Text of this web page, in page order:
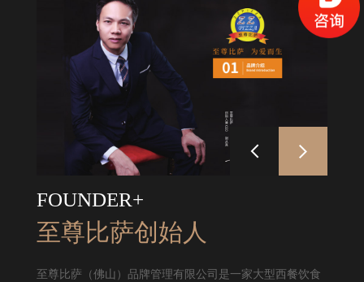
FOUNDER+
至尊比萨创始人
至尊比萨（佛山）品牌管理有限公司是一家大型西餐饮食